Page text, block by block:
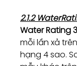
2.1.2
Water Rating
mỗi lần xả
hạng 4 sao.